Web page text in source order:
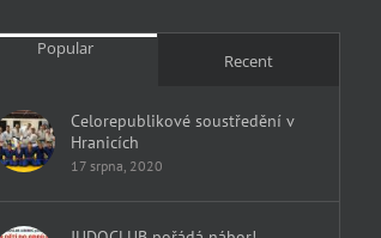
Popular
Recent
Celorepublikové soustředění v
Hranicích
17 srpna, 2020